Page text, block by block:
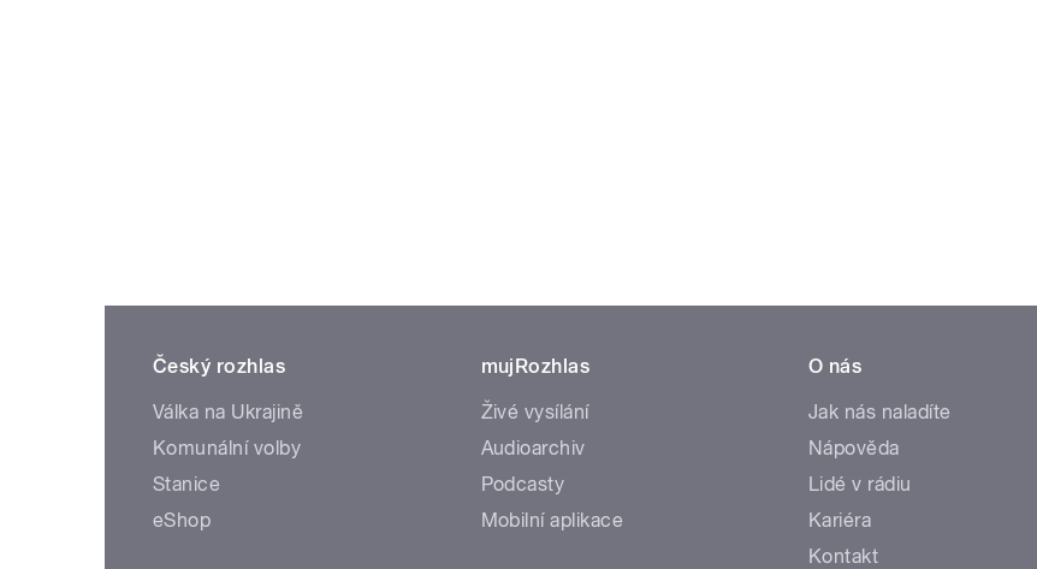
Český rozhlas
Válka na Ukrajině
Komunální volby
Stanice
eShop
mujRozhlas
Živé vysílání
Audioarchiv
Podcasty
Mobilní aplikace
O nás
Jak nás naladíte
Nápověda
Lidé v rádiu
Kariéra
Kontakt